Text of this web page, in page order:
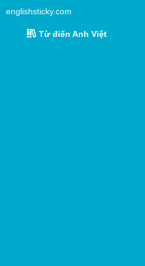
englishsticky.com
Từ điển Anh Việt